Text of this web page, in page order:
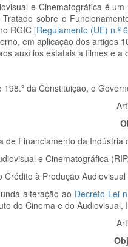
e Cinematográfica é
sobre o
RGIC [Regulamento (UE) n.º
em aplicação dos artigos
auxílios estatais a filmes e
da Constituição, o
Financiamento da
e Cinematográfica
à Produção
alteração ao Decreto-Lei
do Cinema e do Audiovisual,